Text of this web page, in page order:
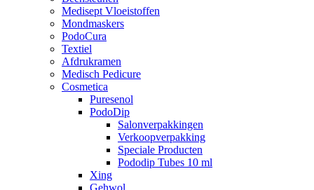
Medisept Vloeistoffen
Mondmaskers
PodoCura
Textiel
Afdrukramen
Medisch Pedicure
Cosmetica
Puresenol
PodoDip
Salonverpakkingen
Verkoopverpakking
Speciale Producten
Pododip Tubes 10 ml
Xing